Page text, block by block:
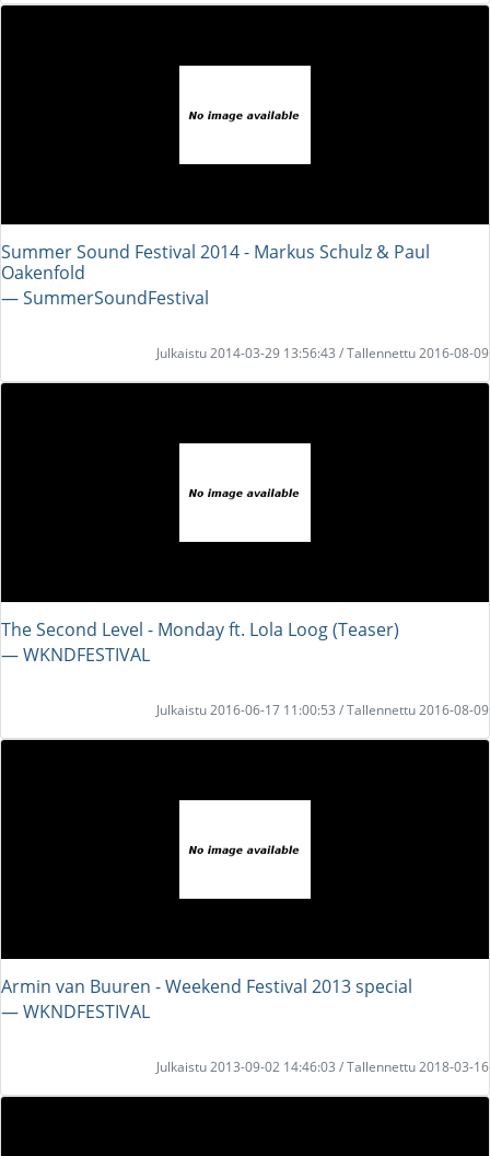
Summer Sound Festival 2014 - Markus Schulz & Paul
Oakenfold
― SummerSoundFestival
Julkaistu 2014-03-29 13:56:43 / Tallennettu 2016-08-09
The Second Level - Monday ft. Lola Loog (Teaser)
― WKNDFESTIVAL
Julkaistu 2016-06-17 11:00:53 / Tallennettu 2016-08-09
Armin van Buuren - Weekend Festival 2013 special
― WKNDFESTIVAL
Julkaistu 2013-09-02 14:46:03 / Tallennettu 2018-03-16